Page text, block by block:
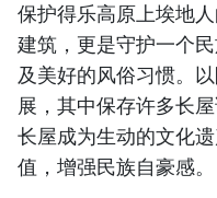
保护得乐高原上埃地
建筑，更是守护一个
及美好的风俗习惯。
展，其中保存许多长
长屋成为生动的文化
值，增强民族自豪感。